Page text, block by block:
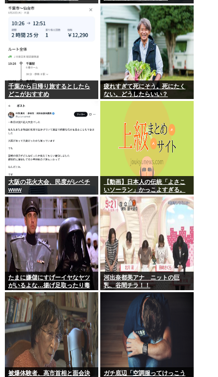
千葉から日帰り旅するとしたら
どこがおすすめ
疲れすぎて死にそう。死にたく
ない。どうしたらいい？
大阪の花火大会、民度がレベチ
www
【動画】日本人の伝統「よさこ
いソーラン」かっこよすぎる。
古来から我々のDNAに刻まれた
踊り
たまに嫌儲にすげーイヤなヤツ
がいるよな…揚げ足取ったり毒
吐いたり…
河出奈都美アナ ニットの巨
乳、谷間チラ！！
被爆体験者、高市首相と面会決
ガチ底辺「空調服ってけっこう